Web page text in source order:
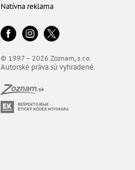
Natívna reklama
© 1997 – 2026 Zoznam, s.r.o.
Autorské práva sú vyhradené.